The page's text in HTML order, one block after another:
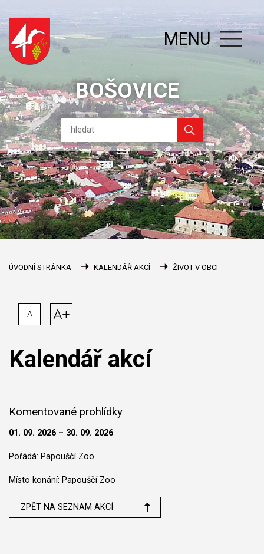
BOŠOVICE
MENU
ÚVODNÍ STRÁNKA KALENDÁŘ AKCÍ ŽIVOT V OBCI
A A+
Kalendář akcí
Komentované prohlídky
01. 09. 2026 – 30. 09. 2026
Pořádá: Papouščí Zoo
Místo konání: Papouščí Zoo
ZPĚT NA SEZNAM AKCÍ